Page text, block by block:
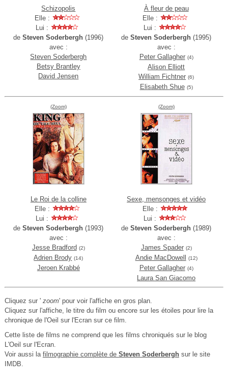
Schizopolis
Elle :
Lui :
deSteven Soderbergh (1996)
avec :
Steven Soderbergh
Betsy Brantley
David Jensen
À fleur de peau
Elle :
Lui :
deSteven Soderbergh (1995)
avec :
Peter Gallagher (4)
Alison Elliott
William Fichtner (6)
Elisabeth Shue (5)
(Zoom)
Le Roi de la colline
Elle :
Lui :
deSteven Soderbergh (1993)
avec :
Jesse Bradford (2)
Adrien Brody (14)
Jeroen Krabbé
(Zoom)
Sexe, mensonges et vidéo
Elle :
Lui :
deSteven Soderbergh (1989)
avec :
James Spader (2)
Andie MacDowell (12)
Peter Gallagher (4)
Laura San Giacomo
Cliquez sur ' zoom' pour voir l'affiche en gros plan.
Cliquez sur l'affiche, le titre du film ou encore sur les étoiles pour lire la
chronique de l'Oeil sur l'Ecran sur ce film.
Cette liste de films ne comprend que les films chroniqués sur le blog
L'Oeil sur l'Ecran.
Voir aussi la filmographie complète de Steven Soderberghsur le site
IMDB.